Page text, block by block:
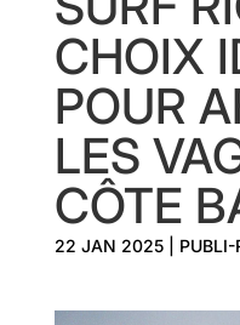
CHOIX
POUR
LES
CÔTE
22 JAN 2025| PUBLI-